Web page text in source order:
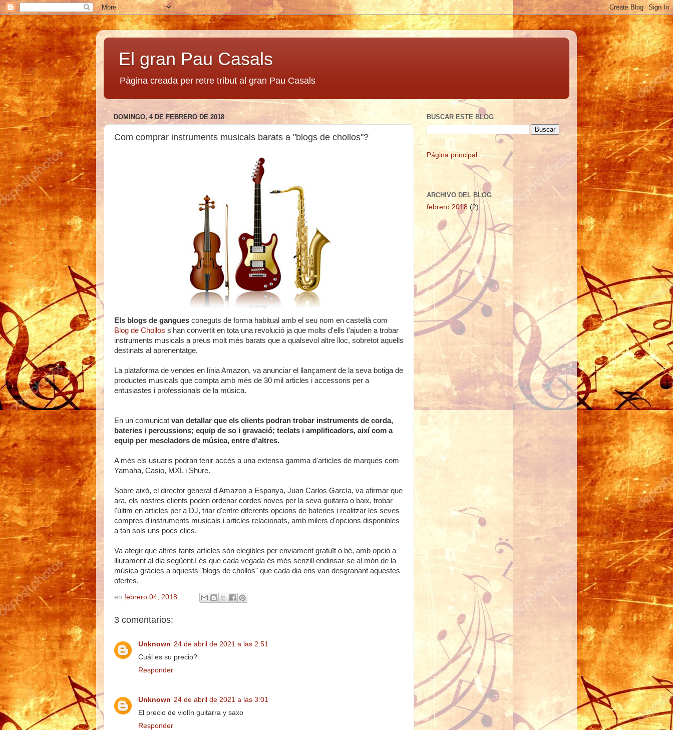
El gran Pau Casals
Pàgina creada per retre tribut al gran Pau Casals
DOMINGO, 4 DE FEBRERO DE 2018
Com comprar instruments musicals barats a "blogs de chollos"?
Els blogs de gangues coneguts de forma habitual amb el seu nom en castellà com
Blog de Chollos s'han convertit en tota una revolució ja que molts d'ells t'ajuden a trobar
instruments musicals a preus molt més barats que a qualsevol altre lloc, sobretot aquells
destinats al aprenentatge.
La plataforma de vendes en línia Amazon, va anunciar el llançament de la seva botiga de
productes musicals que compta amb més de 30 mil articles i accessoris per a
entusiastes i professionals de la música.
En un comunicat van detallar que els clients podran trobar instruments de corda,
bateries i percussions; equip de so i gravació; teclats i amplificadors, així com a
equip per mescladors de música, entre d'altres.
A més els usuaris podran tenir accés a una extensa gamma d'articles de marques com
Yamaha, Casio, MXL i Shure.
Sobre això, el director general d'Amazon a Espanya, Juan Carlos García, va afirmar que
ara, els nostres clients poden ordenar cordes noves per la seva guitarra o baix, trobar
l'últim en articles per a DJ, triar d'entre diferents opcions de bateries i realitzar les seves
compres d'instruments musicals i articles relacionats, amb milers d'opcions disponibles
a tan sols uns pocs clics.
Va afegir que altres tants articles són elegibles per enviament gratuït o bé, amb opció a
lliurament al dia següent. I és que cada vegada és més senzill endinsar-se al món de la
música gràcies a aquests "blogs de chollos" que cada dia ens van desgranant aquestes
ofertes.
en febrero 04, 2018
3 comentarios:
Unknown 24 de abril de 2021 a las 2:51
Cuál es su precio?
Responder
Unknown 24 de abril de 2021 a las 3:01
El precio de violín guitarra y saxo
Responder
BUSCAR ESTE BLOG
Página principal
ARCHIVO DEL BLOG
febrero 2018 (2)